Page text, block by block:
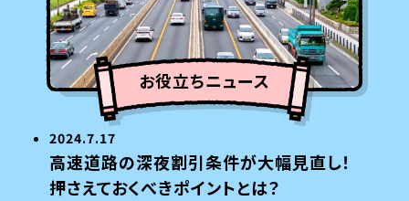
お役立ちニュース
2024.7.17
高速道路の深夜割引条件が大幅見直し！
押さえておくべきポイントとは？